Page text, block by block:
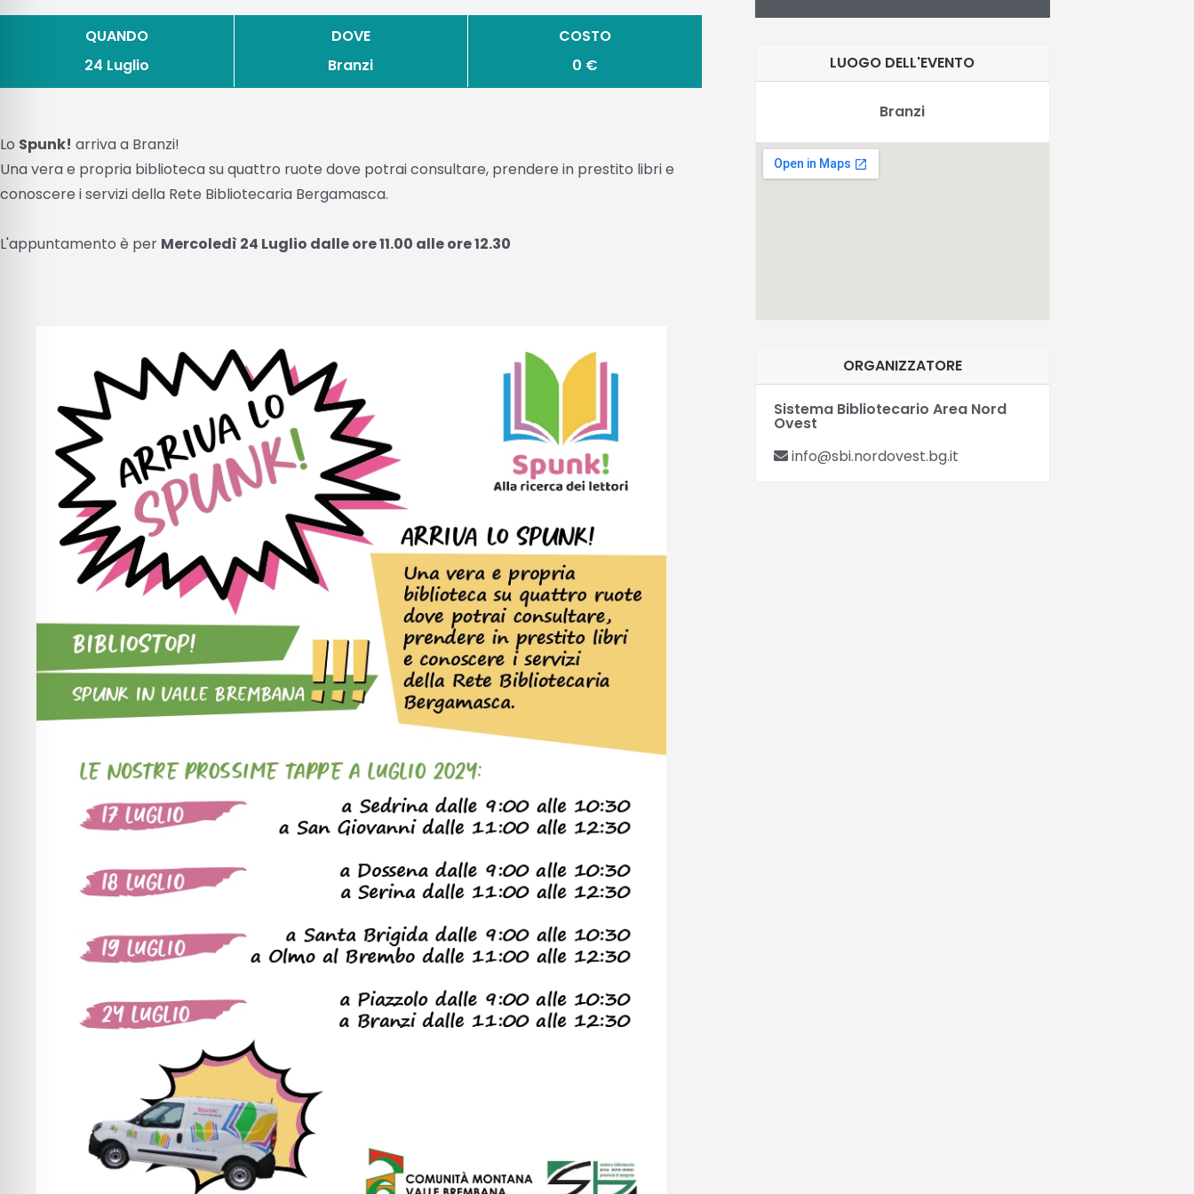
QUANDO
24 Luglio
DOVE
Branzi
COSTO
0 €
Lo Spunk! arriva a Branzi!
Una vera e propria biblioteca su quattro ruote dove potrai consultare, prendere in prestito libri e
conoscere i servizi della Rete Bibliotecaria Bergamasca.
L'appuntamento è per Mercoledì 24 Luglio dalle ore 11.00 alle ore 12.30
LUOGO DELL'EVENTO
Branzi
ORGANIZZATORE
Sistema Bibliotecario Area Nord
Ovest
info@sbi.nordovest.bg.it